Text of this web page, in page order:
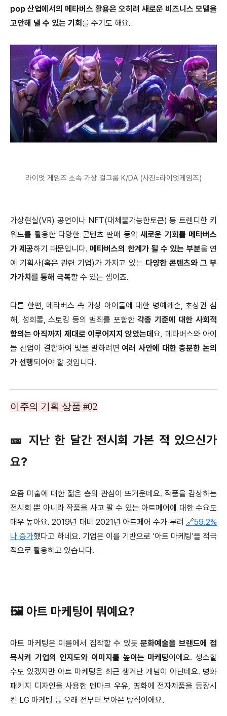
pop 산업에서의 메타버스 활용은 오히려 새로운 비즈니스 모델을
고안해 낼 수 있는 기회 를 주기도 해요.
라이엇 게임즈 소속 가상 걸그룹 K/DA (사진=라이엇게임즈)
가상현실(VR) 공연이나 NFT(대체불가능한토큰) 등 트렌디한 키
워드를 활용한 다양한 콘텐츠 판매 등의 새로운 기회를 메타버스
가 제공하기 때문입니다. 메타버스의 한계가 될 수 있는 부분을 연
예 기획사(혹은 관련 기업)가 가지고 있는 다양한 콘텐츠와 그 부
가가치를 통해 극복할 수 있는 셈이죠.
다른 한편, 메타버스 속 가상 아이돌에 대한 명예훼손, 초상권 침
해, 성희롱, 스토킹 등의 범죄를 포함한각종 기준에 대한 사회적
합의는 아직까지 제대로 이루어지지 않았는데요. 메타버스와 아이
돌 산업이 결합하여 빛을 발하려면 여러 사안에 대한 충분한 논의
가 선행되어야 할 것입니다.
이주의 기획 상품 #02
🎫 지난 한 달간 전시회 가본 적 있으신가
요?
요즘 미술에 대한 젊은 층의 관심이 뜨거운데요. 작품을 감상하는
전시회 뿐 아니라 작품을 사고 팔 수 있는 아트페어에 대한 수요도
매우 높아요. 2019년 대비 2021년 아트페어 수가 무려 🔗59.2%
나 증가했다고 하네요. 기업은 이를 기반으로 '아트 마케팅'을 적극
적으로 활용하고 있습니다.
🖼 아트 마케팅이 뭐예요?
아트 마케팅은 이름에서 짐작할 수 있듯 문화예술을 브랜드에 접
목시켜 기업의 인지도와 이미지를 높이는 마케팅이에요. 생소할
수도 있겠지만 아트 마케팅은 최근 생겨난 개념이 아닌데요. 명화
패키지 디자인을 사용한 덴마크 우유, 명화에 전자제품을 등장시
킨 LG 마케팅 등 오래 전부터 보아온 방식이에요.